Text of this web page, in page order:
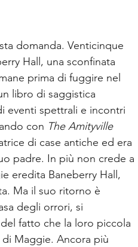
domanda. Venticinque
Hall, una sconfinata
prima di fuggire nel
libro di saggistica
eventi spettrali e incontri
con The Amityville
di case antiche ed era
padre. In più non crede a
eredita Baneberry Hall,
Ma il suo ritorno è
degli orrori, si
fatto che la loro piccola
Maggie. Ancora più